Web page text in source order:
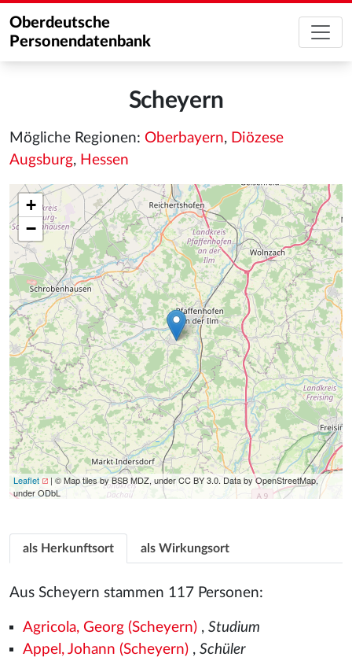
Oberdeutsche
Personendatenbank
Scheyern
Mögliche Regionen: Oberbayern, Diözese
Augsburg, Hessen
+
−
Leaflet
| © Map tiles by BSB MDZ, under CC BY 3.0. Data by OpenStreetMap,
under ODbL
als Herkunftsort als Wirkungsort
Aus Scheyern stammen 117 Personen:
Agricola, Georg (Scheyern), Studium
Appel, Johann (Scheyern), Schüler